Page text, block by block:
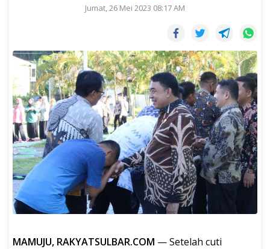
Jumat, 26 Mei 2023 08:17 AM
MAMUJU, RAKYATSULBAR.COM — Setelah cuti